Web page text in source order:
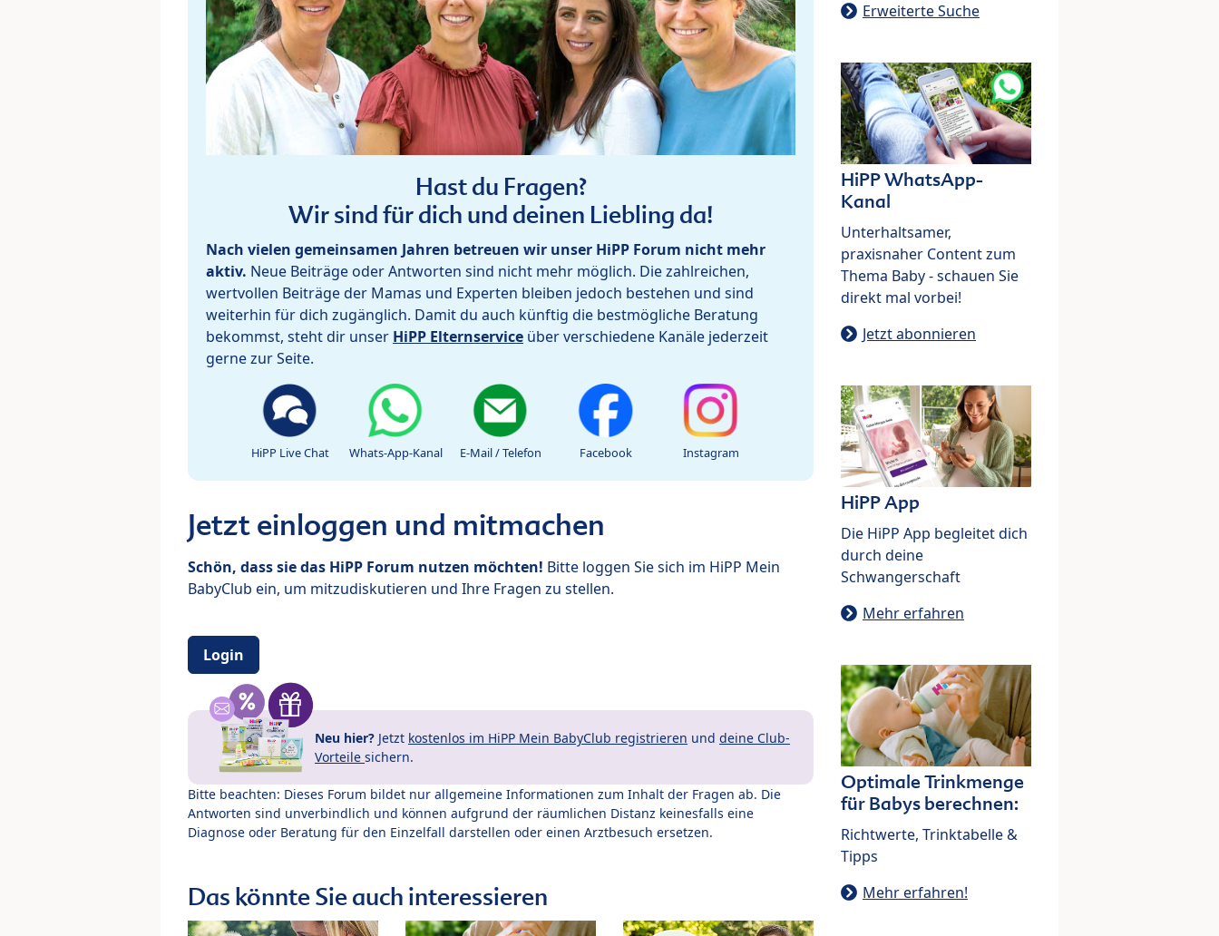
Hast du Fragen?
Wir sind für dich und deinen Liebling da!
Nach vielen gemeinsamen Jahren betreuen wir unser HiPP Forum nicht mehr
aktiv. Neue Beiträge oder Antworten sind nicht mehr möglich. Die zahlreichen,
wertvollen Beiträge der Mamas und Experten bleiben jedoch bestehen und sind
weiterhin für dich zugänglich. Damit du auch künftig die bestmögliche Beratung
bekommst, steht dir unser HiPP Elternservice über verschiedene Kanäle jederzeit
gerne zur Seite.
HiPP Live Chat Whats-App-Kanal E-Mail / Telefon Facebook Instagram
Jetzt einloggen und mitmachen
Schön, dass sie das HiPP Forum nutzen möchten! Bitte loggen Sie sich im HiPP Mein
BabyClub ein, um mitzudiskutieren und Ihre Fragen zu stellen.
Login
Neu hier? Jetzt kostenlos im HiPP Mein BabyClub registrieren und deine Club-
Vorteile sichern.
Bitte beachten: Dieses Forum bildet nur allgemeine Informationen zum Inhalt der Fragen ab. Die
Antworten sind unverbindlich und können aufgrund der räumlichen Distanz keinesfalls eine
Diagnose oder Beratung für den Einzelfall darstellen oder einen Arztbesuch ersetzen.
Das könnte Sie auch interessieren
Erweiterte Suche
HiPP WhatsApp-
Kanal
Unterhaltsamer,
praxisnaher Content zum
Thema Baby - schauen Sie
direkt mal vorbei!
Jetzt abonnieren
HiPP App
Die HiPP App begleitet dich
durch deine
Schwangerschaft
Mehr erfahren
Optimale Trinkmenge
für Babys berechnen:
Richtwerte, Trinktabelle &
Tipps
Mehr erfahren!